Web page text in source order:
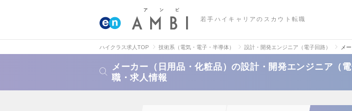
若手ハイキャリアのスカウト転職
ハイクラス求人TOP 技術系（電気・電子・半導体） 設計・開発エンジニア（電子回路） メ
メーカー（日用品・化粧品）の設計・開発エンジニア（
職・求人情報